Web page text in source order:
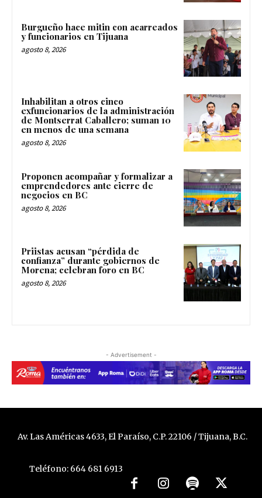
Burgueño hace mitin con acarreados
y funcionarios en Tijuana
agosto 8, 2026
Inhabilitan a otros cinco
exfuncionarios de la administración
de Montserrat Caballero; suman 10
en menos de una semana
agosto 8, 2026
Proponen acompañar y formalizar a
emprendedores ante cierre de
negocios en BC
agosto 8, 2026
Priistas acusan “pérdida de
confianza” durante gobiernos de
Morena; celebran foro en BC
agosto 8, 2026
- Advertisement -
Av. Las Américas 4633, El Paraíso, C.P. 22106 / Tijuana, B.C.
Teléfono: 664 681 6913